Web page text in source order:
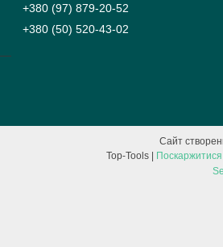
+380 (97) 879-20-52
+380 (50) 520-43-02
Сайт